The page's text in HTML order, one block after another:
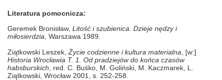
Literatura pomocnicza:
Geremek Bronisław, Litość i szubienica. Dzieje nędzy i
miłosierdzia, Warszawa 1989.
Ziątkowski Leszek, Życie codzienne i kultura materialna , [w:]
Historia Wrocławia T. 1. Od pradziejów do końca czasów
habsburskich , red. C. Buśko, M. Goliński, M. Kaczmarek, L.
Ziątkowski, Wrocław 2001, s. 252-258.